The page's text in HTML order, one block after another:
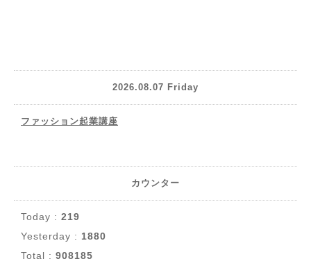
2026.08.07 Friday
ファッション起業講座
カウンター
Today : 219
Yesterday : 1880
Total : 908185